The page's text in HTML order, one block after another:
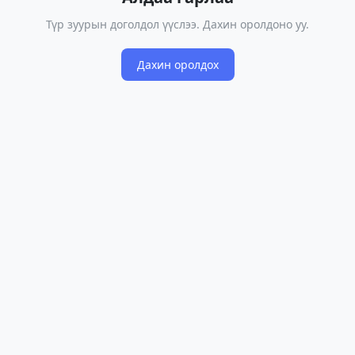
Түр зуурын доголдол үүслээ. Дахин оролдоно уу.
Дахин оролдох